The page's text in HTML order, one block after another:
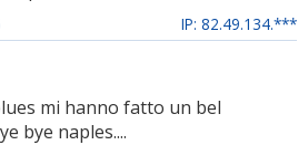
IP: 82.49.134.***
mi hanno fatto un bel
bye naples....